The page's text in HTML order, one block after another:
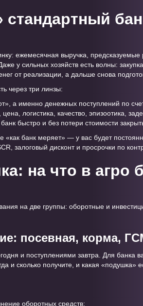
стандартный
ежемесячная выручка,
у сильных хозяйств есть волны:
от реализации, а дальше снова
через три линзы:
а именно денежных поступлений по
логистика, качество, эпизоотика,
быстро и без потери стоимости
«как банк меряет» — у вас будет
залоговый дисконт и просрочки по
на что в агро
на две группы: оборотные и
посевная, корма,
и поступлениями завтра. Для банка
и сколько получите, и какая «подушка»
оборотных средств;